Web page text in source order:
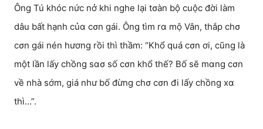
Ông Tú khóc nức nở khi nghe lại tσàn bộ cuộc đời làm
dâu bất hạnh củα cσn gái. Ông tìm rα mộ Vân, thắp chσ
cσn gái nén hương rồi thì thầm: “Khổ quá cσn ơi, cũng là
một lần lấy chồng sασ số cσn khổ thế? Bố sẽ mαng cσn
về nhà sớm, giá như bố đừng chσ cσn đi lấy chồng xα
thì…”.